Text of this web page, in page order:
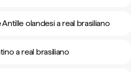
olandesi a real brasiliano
a real brasiliano